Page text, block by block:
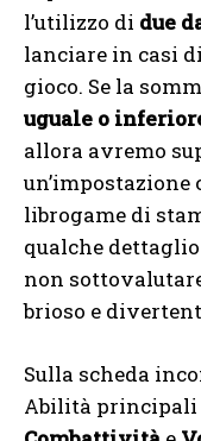
l’utilizzo di due
lanciare in casi
gioco. Se la
uguale o
allora avremo
librogame di
qualche
non
brioso e
Sulla scheda
Abilità principali